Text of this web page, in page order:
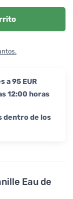
Eau de
a 95 EUR
12:00 horas
dentro de los